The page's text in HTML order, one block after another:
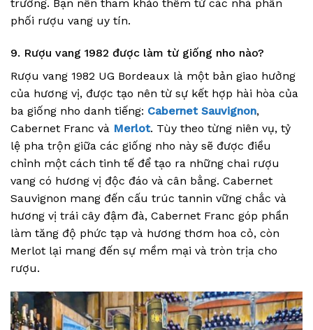
trường. Bạn nên tham khảo thêm từ các nhà phân
phối rượu vang uy tín.
9. Rượu vang 1982 được làm từ giống nho nào?
Rượu vang 1982 UG Bordeaux là một bản giao hưởng
của hương vị, được tạo nên từ sự kết hợp hài hòa của
ba giống nho danh tiếng: Cabernet Sauvignon,
Cabernet Franc và Merlot. Tùy theo từng niên vụ, tỷ
lệ pha trộn giữa các giống nho này sẽ được điều
chỉnh một cách tinh tế để tạo ra những chai rượu
vang có hương vị độc đáo và cân bằng. Cabernet
Sauvignon mang đến cấu trúc tannin vững chắc và
hương vị trái cây đậm đà, Cabernet Franc góp phần
làm tăng độ phức tạp và hương thơm hoa cỏ, còn
Merlot lại mang đến sự mềm mại và tròn trịa cho
rượu.